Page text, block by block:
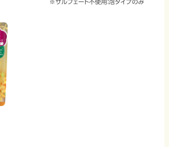
※サルフェート不使用：泡タイプのみ